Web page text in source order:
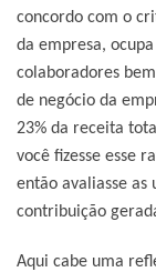
concordo com o
da empresa,
colaboradores
de negócio da
23% da receita
você fizesse esse
então avaliasse as
contribuição
Aqui cabe uma